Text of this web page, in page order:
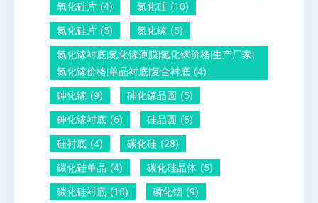
铅
晶
圆
氧化硅片 (4) 氮化硅 (10)
氮化硅片 (5) 氮化镓 (5)
氮化镓衬底|氮化镓薄膜|氮化镓价格|生产厂家|
氮化镓价格|单晶衬底|复合衬底 (4)
砷化镓 (9) 砷化镓晶圆 (5)
砷化镓衬底 (6) 硅晶圆 (5)
硅衬底 (4) 碳化硅 (28)
碳化硅单晶 (4) 碳化硅晶体 (5)
碳化硅衬底 (10) 磷化铟 (9)